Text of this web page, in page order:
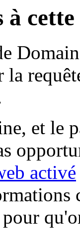
à
la
et le
activé